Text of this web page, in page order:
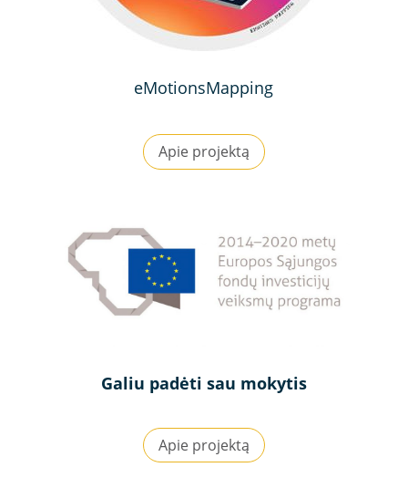
eMotionsMapping
Apie projektą
Galiu padėti sau mokytis
Apie projektą